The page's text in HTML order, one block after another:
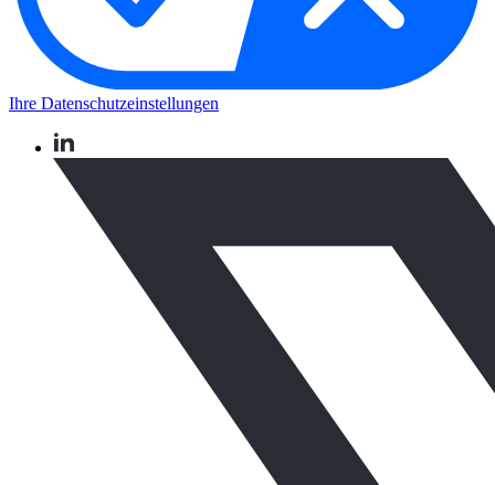
Ihre Datenschutzeinstellungen